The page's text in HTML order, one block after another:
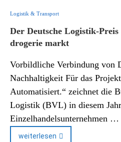
Logistik & Transport
Der Deutsche Logistik-Preis
drogerie markt
Vorbildliche Verbindung von
Nachhaltigkeit Für das
Automatisiert.“ zeichnet die
Logistik (BVL) in diesem
Einzelhandelsunternehmen …
weiterlesen